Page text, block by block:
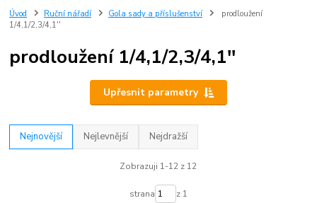
Úvod Ruční nářadí Gola sady a příslušenství
prodloužení
1/4,1/2,3/4,1''
prodloužení 1/4,1/2,3/4,1''
Upřesnit parametry
Nejnovější Nejlevnější Nejdražší
Zobrazuji 1-12 z 12
strana z 1